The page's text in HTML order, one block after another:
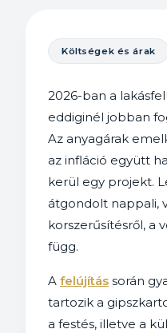
Költségek és árak
2026-ban a
eddiginél jobban
Az anyagárak
az infláció együtt
kerül egy projekt.
átgondolt nappali,
korszerűsítésről, a
függ.
A felújítás során
tartozik a
a festés, illetve a